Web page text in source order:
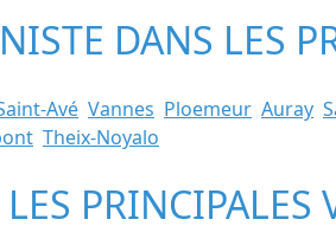
DANS LES
Avé Vannes Ploemeur Auray
Theix-Noyalo
PRINCIPALES